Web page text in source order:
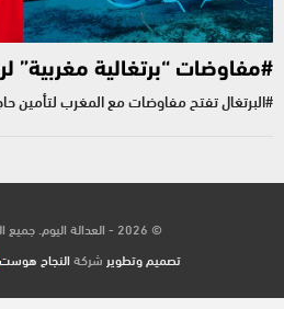
#مفاوضات “برتغالية مغربية”
#البرتغال تفتح مفاوضات مع المغرب لتأمين
© 2026 - العدالة اليوم. جميع الحقوق محفوظة.
تصميم وتطوير شركةالنجاح